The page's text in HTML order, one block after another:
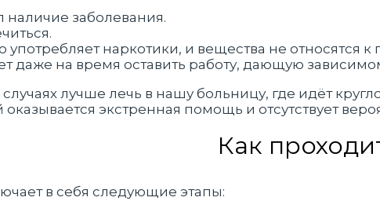
наличие заболевания.
употребляет наркотики, и вещества не относятся к
даже на время оставить работу, дающую
случаях лучше лечь в нашу больницу, где идёт
экстренная помощь и отсутствует
Как
в себя следующие этапы: